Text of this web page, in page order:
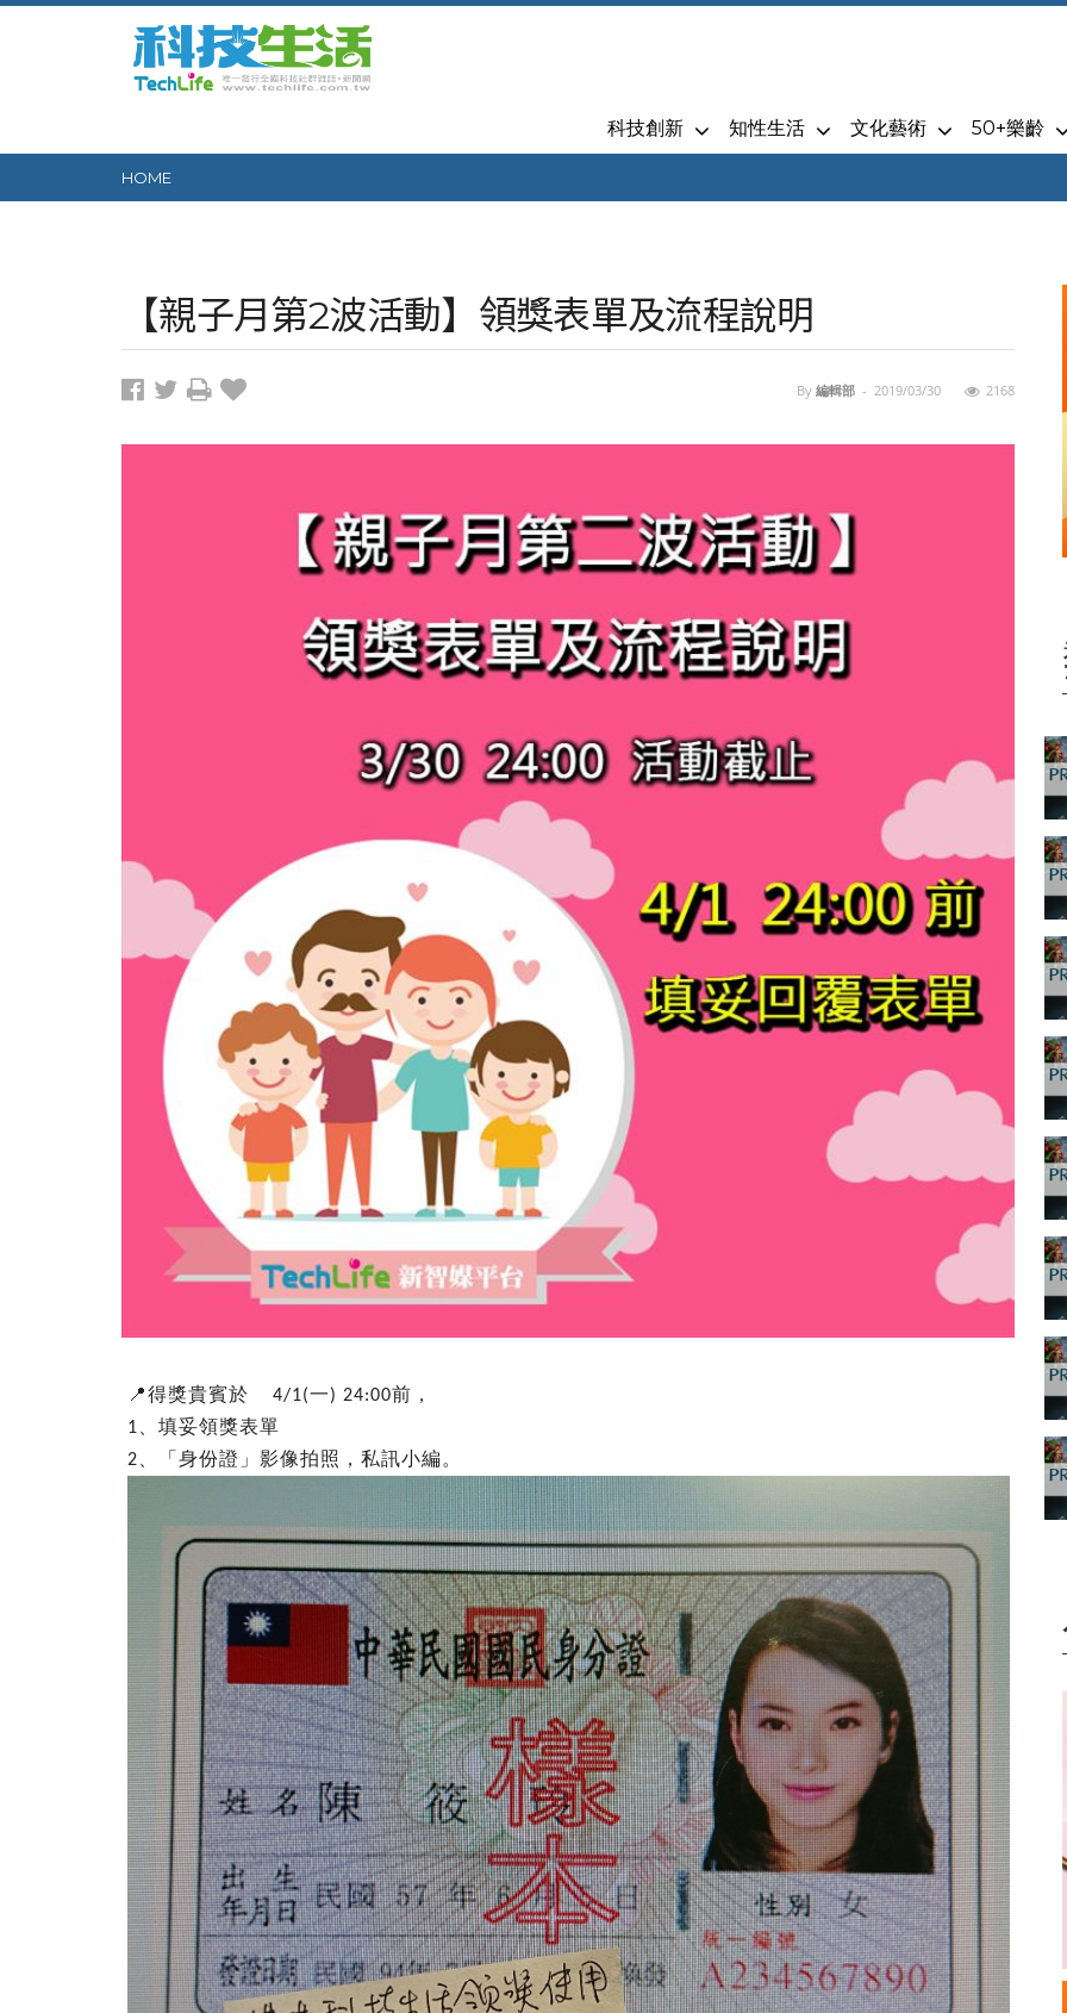
科技創新 知性生活 文化藝術 50+樂齡
HOME
【親子月第2波活動】領獎表單及流程說明
By 編輯部 - 2019/03/30 2168
📍得獎貴賓於 4/1(一) 24:00前，
1 、填妥領獎表單
2 、「身份證」影像拍照，私訊小編。